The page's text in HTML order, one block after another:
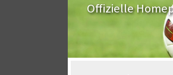
Offizielle